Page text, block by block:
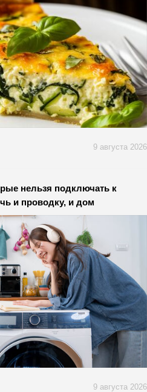
9 августа 2026
нельзя подключать к
и проводку, и дом
9 августа 2026